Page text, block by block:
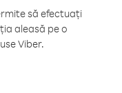
să efectuați
aleasă pe o
Viber.